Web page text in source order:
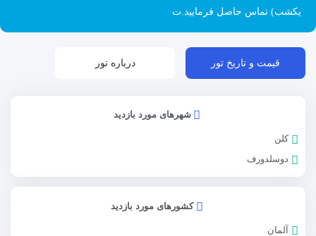
یکشب) تماس حاصل فرمایید.ت
قیمت و تاریخ تور درباره تور
شهرهای مورد بازدید
کلن
دوسلدورف
کشورهای مورد بازدید
آلمان